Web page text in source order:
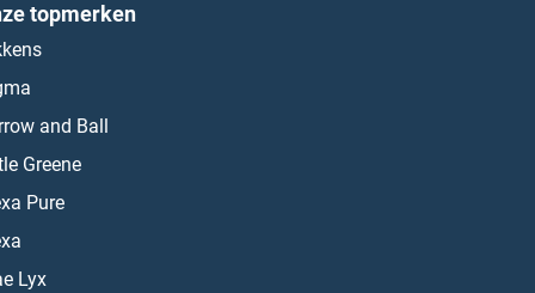
topmerken
and Ball
Greene
Pure
Lyx